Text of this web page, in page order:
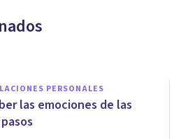
PERSONALES
las emociones de las